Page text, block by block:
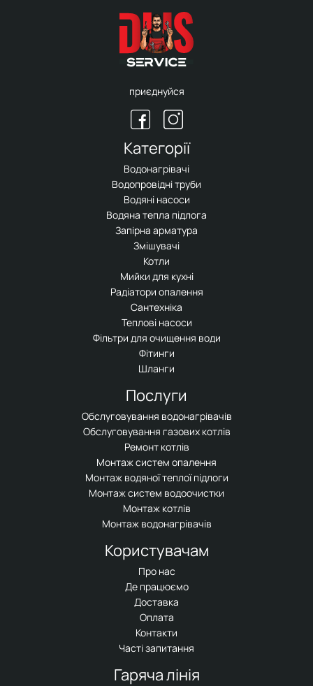
приєднуйся
Категорії
Водонагрівачі
Водопровідні труби
Водяні насоси
Водяна тепла підлога
Запірна арматура
Змішувачі
Котли
Мийки для кухні
Радіатори опалення
Сантехніка
Теплові насоси
Фільтри для очищення води
Фітинги
Шланги
Послуги
Обслуговування водонагрівачів
Обслуговування газових котлів
Ремонт котлів
Монтаж систем опалення
Монтаж водяної теплої підлоги
Монтаж систем водоочистки
Монтаж котлів
Монтаж водонагрівачів
Користувачам
Про нас
Де працюємо
Доставка
Оплата
Контакти
Часті запитання
Гаряча лінія